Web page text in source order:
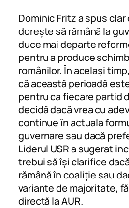
Dominic Fritz a spus clar
dorește să rămână la
duce mai departe
pentru a produce
românilor. În același
că această perioadă
pentru ca fiecare partid
decidă dacă vrea cu
continue în actuala
guvernare sau dacă
Liderul USR a sugerat
trebui să își clarifice
rămână în coaliție sau
variante de majoritate,
directă la AUR.